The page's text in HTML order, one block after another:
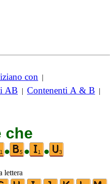
con |
AB | Contenenti A & B |
che
• • •
lettera